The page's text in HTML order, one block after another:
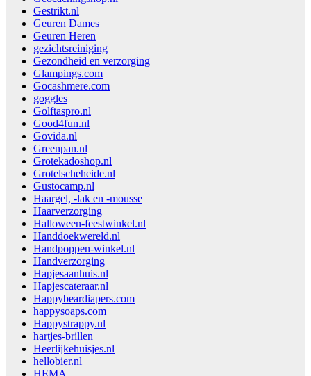
Gestrikt.nl
Geuren Dames
Geuren Heren
gezichtsreiniging
Gezondheid en verzorging
Glampings.com
Gocashmere.com
goggles
Golftaspro.nl
Good4fun.nl
Govida.nl
Greenpan.nl
Grotekadoshop.nl
Grotelscheheide.nl
Gustocamp.nl
Haargel, -lak en -mousse
Haarverzorging
Halloween-feestwinkel.nl
Handdoekwereld.nl
Handpoppen-winkel.nl
Handverzorging
Hapjesaanhuis.nl
Hapjescateraar.nl
Happybeardiapers.com
happysoaps.com
Happystrappy.nl
hartjes-brillen
Heerlijkehuisjes.nl
hellobier.nl
HEMA